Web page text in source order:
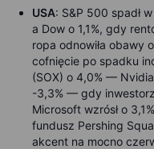
USA: S&P 500 spadł
a Dow o 1,1%, gdy
ropa odnowiła obawy
cofnięcie po spadku
(SOX) o 4,0% —
-3,3% — gdy
Microsoft wzrósł o
fundusz Pershing
akcent na mocno